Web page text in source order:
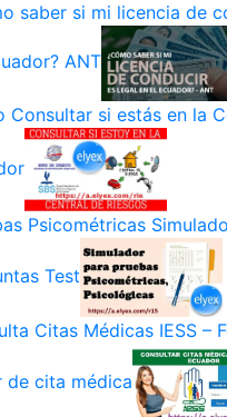
saber si mi licencia de
ANT
Consultar si estás en la
Psicométricas
Test
Citas Médicas IESS –
de cita médica